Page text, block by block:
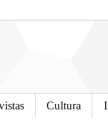
Cultura